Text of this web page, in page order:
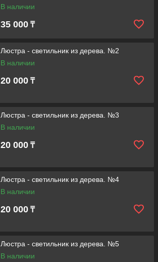
В наличии
35 000 ₸
Люстра - светильник из дерева. №2
В наличии
20 000 ₸
Люстра - светильник из дерева. №3
В наличии
20 000 ₸
Люстра - светильник из дерева. №4
В наличии
20 000 ₸
Люстра - светильник из дерева. №5
В наличии